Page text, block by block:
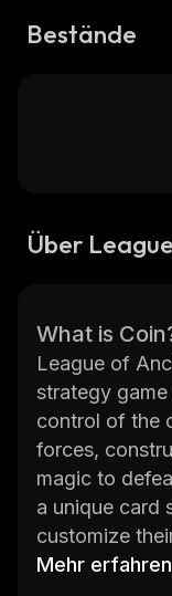
Bestände
Über
What is
League of
strategy
control of the
forces,
magic to
a unique card
customize
game also
Mehr erfahren